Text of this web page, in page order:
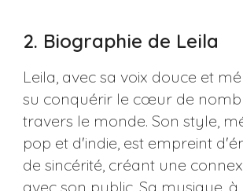
2. Biographie de Leila
Leila, avec sa voix douce et
su conquérir le cœur de
travers le monde. Son style,
pop et d'indie, est empreint
de sincérité, créant une
avec son public. Sa musique, à